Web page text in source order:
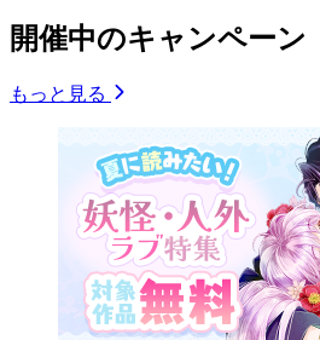
開催中のキャンペーン
もっと見る